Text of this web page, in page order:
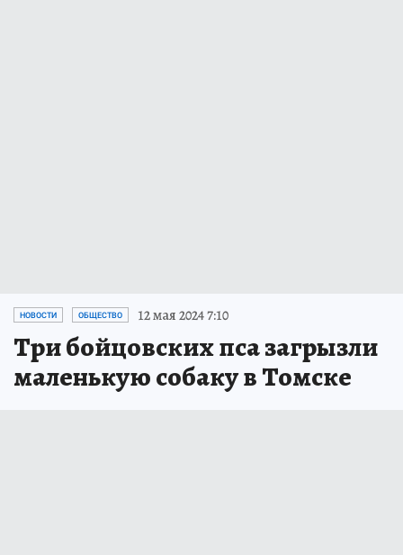
НОВОСТИ ОБЩЕСТВО 12 мая 2024 7:10
Три бойцовских пса загрызли
маленькую собаку в Томске